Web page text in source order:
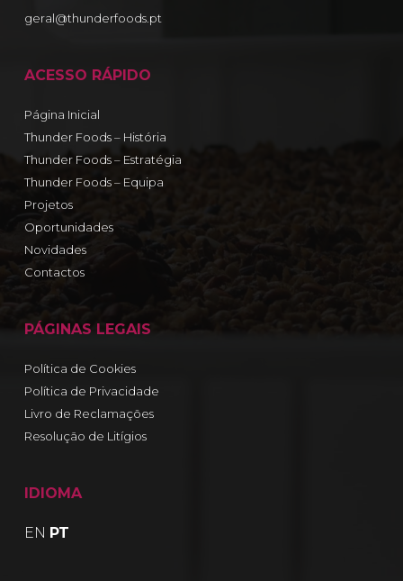
geral@thunderfoods.pt
ACESSO RÁPIDO
Página Inicial
Thunder Foods – História
Thunder Foods – Estratégia
Thunder Foods – Equipa
Projetos
Oportunidades
Novidades
Contactos
PÁGINAS LEGAIS
Política de Cookies
Política de Privacidade
Livro de Reclamações
Resolução de Litígios
IDIOMA
EN PT